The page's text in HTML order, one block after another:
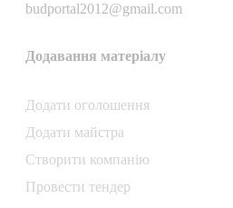
budportal2012@gmail.com
Додавання матеріалу
Додати oголошення
Додати майстра
Створити компанiю
Провести тендер